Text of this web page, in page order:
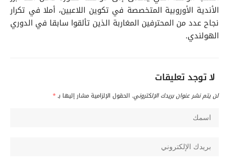
الأندية الأوروبية المتخصصة في تكوين اللاعبين، أملا في تكرار
نجاح عدد من المحترفين المغاربة الذين تألقوا سابقا في الدوري
الهولندي.
لا توجد تعليقات
لن يتم نشر عنوان بريدك الإلكتروني. الحقول الإلزامية مشار إليها بـ*